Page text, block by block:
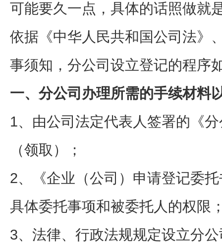
可能要久一点，具体的话照做就
依据《中华人民共和国公司法》
事须知，分公司设立登记的程序
一、分公司办理所需的手续材料
1、由公司法定代表人签署的《
（领取）；
2、《企业（公司）申请登记委
具体委托事项和被委托人的权限
3、法律、行政法规规定设立分